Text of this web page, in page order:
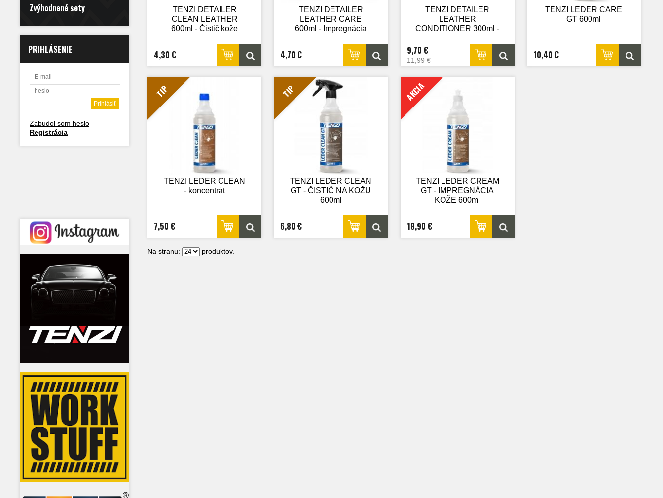
Zvýhodnené sety
PRIHLÁSENIE
Zabudol som heslo
Registrácia
TENZI DETAILER
CLEAN LEATHER
600ml - Čistič kože
4,30 €
TENZI DETAILER
LEATHER CARE
600ml - Impregnácia
4,70 €
TENZI DETAILER
LEATHER
CONDITIONER 300ml -
9,70 €
11,99 €
TENZI LEDER CARE
GT 600ml
10,40 €
TIP
TENZI LEDER CLEAN
- koncentrát
7,50 €
TIP
TENZI LEDER CLEAN
GT - ČISTIČ NA KOŽU
600ml
6,80 €
AKCIA
TENZI LEDER CREAM
GT - IMPREGNÁCIA
KOŽE 600ml
18,90 €
Na stranu: produktov.